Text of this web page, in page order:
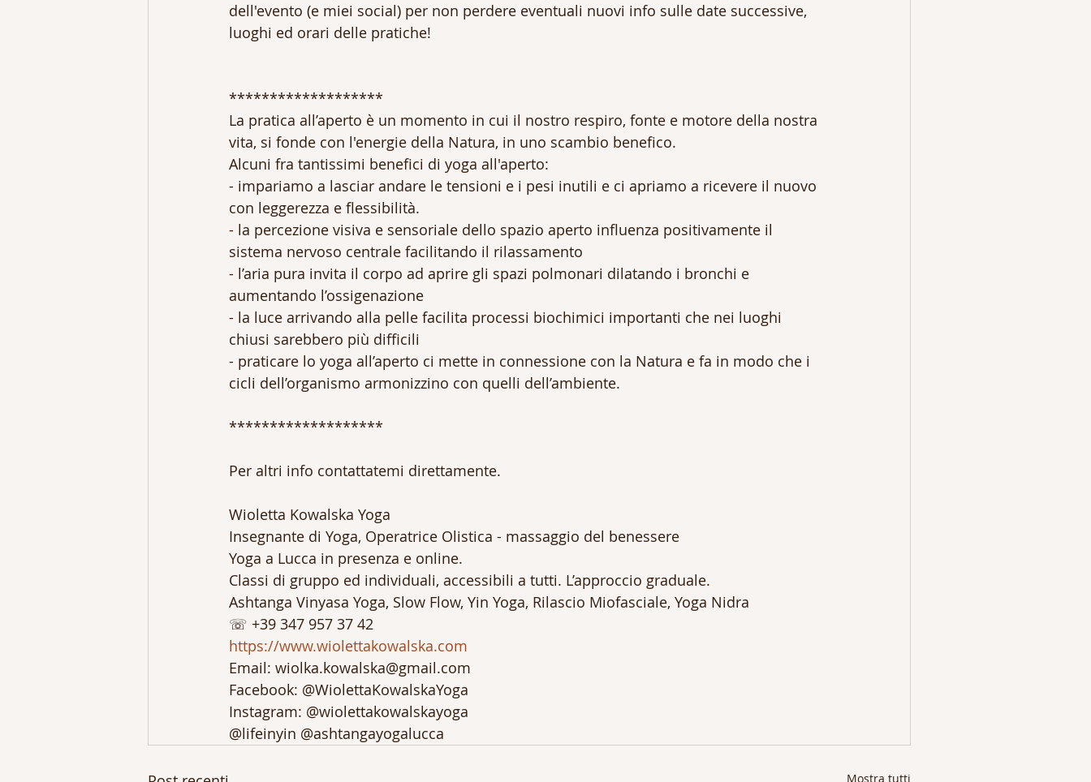
dell'evento (e miei social) per non perdere eventuali nuovi info sulle date successive,
luoghi ed orari delle pratiche!
*******************
La pratica all’aperto è un momento in cui il nostro respiro, fonte e motore della nostra
vita, si fonde con l'energie della Natura, in uno scambio benefico.
Alcuni fra tantissimi benefici di yoga all'aperto:
- impariamo a lasciar andare le tensioni e i pesi inutili e ci apriamo a ricevere il nuovo
con leggerezza e flessibilità.
- la percezione visiva e sensoriale dello spazio aperto influenza positivamente il
sistema nervoso centrale facilitando il rilassamento
- l’aria pura invita il corpo ad aprire gli spazi polmonari dilatando i bronchi e
aumentando l’ossigenazione
- la luce arrivando alla pelle facilita processi biochimici importanti che nei luoghi
chiusi sarebbero più difficili
- praticare lo yoga all’aperto ci mette in connessione con la Natura e fa in modo che i
cicli dell’organismo armonizzino con quelli dell’ambiente.
*******************
Per altri info contattatemi direttamente.
Wioletta Kowalska Yoga
Insegnante di Yoga, Operatrice Olistica - massaggio del benessere
Yoga a Lucca in presenza e online.
Classi di gruppo ed individuali, accessibili a tutti. L’approccio graduale.
Ashtanga Vinyasa Yoga, Slow Flow, Yin Yoga, Rilascio Miofasciale, Yoga Nidra
☏ +39 347 957 37 42
https://www.wiolettakowalska.com
Email: wiolka.kowalska@gmail.com
Facebook: @WiolettaKowalskaYoga
Instagram: @wiolettakowalskayoga
@lifeinyin @ashtangayogalucca
Mostra tutti